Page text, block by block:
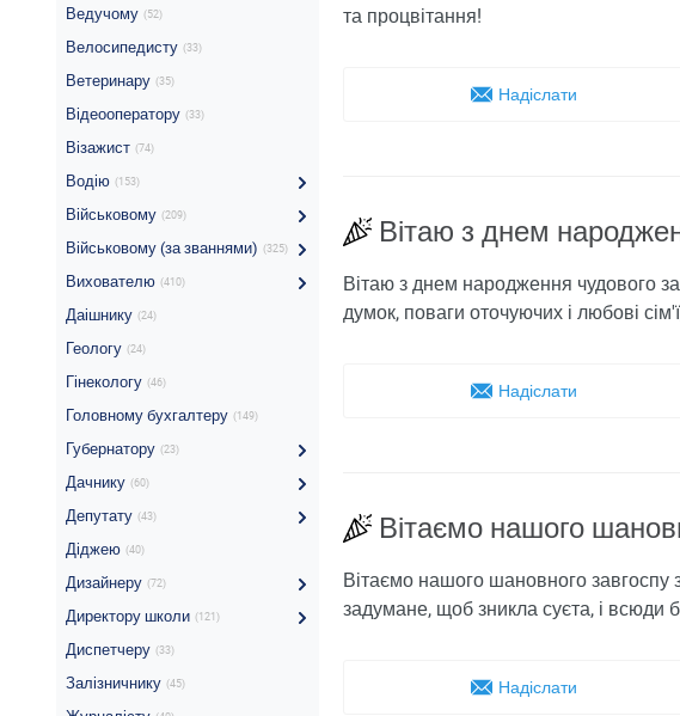
Ведучому (52)
Велосипедисту (33)
Ветеринару (35)
Відеооператору (33)
Візажист (74)
Водію (153)
Військовому (209)
Військовому (за званнями) (325)
Вихователю (410)
Даішнику (24)
Геологу (24)
Гінекологу (46)
Головному бухгалтеру (149)
Губернатору (23)
Дачнику (60)
Депутату (43)
Діджею (40)
Дизайнеру (72)
Директору школи (121)
Диспетчеру (33)
Залізничнику (45)
та процвітання!
Надіслати
Вітаю з днем
Вітаю з днем ​​народження чудового
думок, поваги оточуючих і любові
Надіслати
Вітаємо нашого
Вітаємо нашого шановного
задумане, щоб зникла суєта, і всюди
Надіслати